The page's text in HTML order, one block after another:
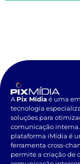
A Pix Mídiaé uma
tecnologia
soluções para
comunicação
plataforma iMídia é
ferramenta cross-
permite a criação de